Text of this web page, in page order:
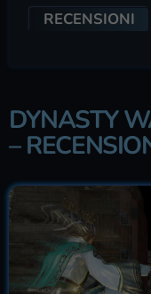
RECENSIONI
DYNASTY
–